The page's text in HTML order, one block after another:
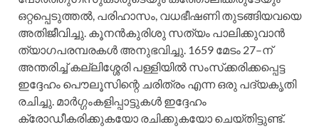
ഒറ്റപ്പെടുത്തല്‍, പരിഹാസം, വധഭീഷണി തുടങ്ങിയവയെ
അതിജീവിച്ചു. കൂനന്‍കുരിശു സത്യം പാലിക്കുവാന്‍
ത്യാഗപരമ്പരകള്‍ അനുഭവിച്ചു. 1659 മേടം 27–ന്‌
അന്തരിച്ച്‌ കല്ലിശ്ശേരി പള്ളിയില്‍ സംസ്‌ക്കരിക്കപ്പെട്ട
ഇദ്ദേഹം പൌലൂസിന്റെ ചരിത്രം എന്ന ഒരു പദ്യകൃതി
രചിച്ചു. മാര്‍ഗ്ഗംകളിപ്പാട്ടുകള്‍ ഇദ്ദേഹം
ക്രോഡീകരിക്കുകയോ രചിക്കുകയോ ചെയ്‌തിട്ടുണ്ട്‌.